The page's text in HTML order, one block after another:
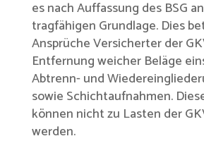
es nach Auffassung des BSG
tragfähigen Grundlage. Dies
Ansprüche Versicherter der
Entfernung weicher Beläge
Abtrenn- und
sowie Schichtaufnahmen.
können nicht zu Lasten der
werden.